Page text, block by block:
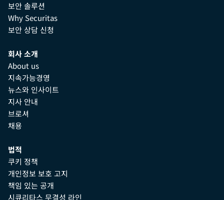
보안 솔루션
Why Securitas
보안 상담 신청
회사 소개
About us
지속가능경영
뉴스와 인사이트
지사 안내
브로셔
채용
법적
쿠키 정책
개인정보 보호 고지
책임 있는 공개
시큐리타스 무결성 라인